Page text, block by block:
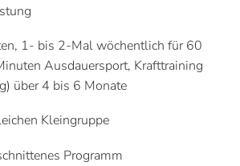
1- bis 2-Mal wöchentlich für 60
Ausdauersport, Krafttraining
über 4 bis 6 Monate
Kleingruppe
Programm